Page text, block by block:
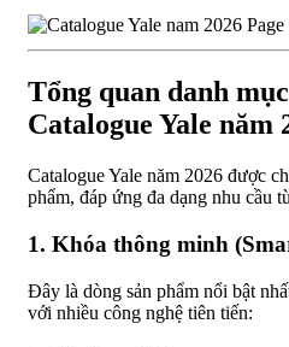
Tổng quan danh
Catalogue Yale năm
Catalogue Yale năm 2026 được
phẩm, đáp ứng đa dạng nhu cầu
1. Khóa thông minh
Đây là dòng sản phẩm nổi bật
với nhiều công nghệ tiên tiến: